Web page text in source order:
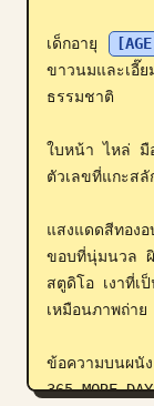
เด็กอายุ
ขาวนมและเอี๊ย
ธรรมชาติ
ใบหน้า ไหล่ มื
ตัวเลขที่แกะส
แสงแดดสีทอง
ขอบที่นุ่มนวล ผิ
สตูดิโอ เงาที่เ
เหมือนภาพถ่าย
ข้อความบนผนั
365 MORE